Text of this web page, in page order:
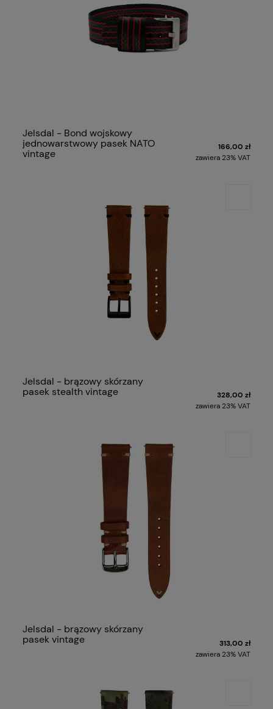
Jelsdal - Bond wojskowy
jednowarstwowy pasek NATO
vintage
166,00 zł
zawiera 23% VAT
Jelsdal - brązowy skórzany
pasek stealth vintage
328,00 zł
zawiera 23% VAT
Jelsdal - brązowy skórzany
pasek vintage
313,00 zł
zawiera 23% VAT